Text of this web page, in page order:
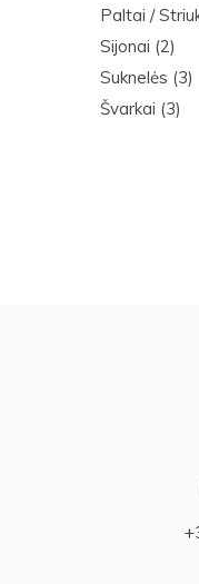
Paltai /
Sijonai (2)
Suknelės (3)
Švarkai (3)